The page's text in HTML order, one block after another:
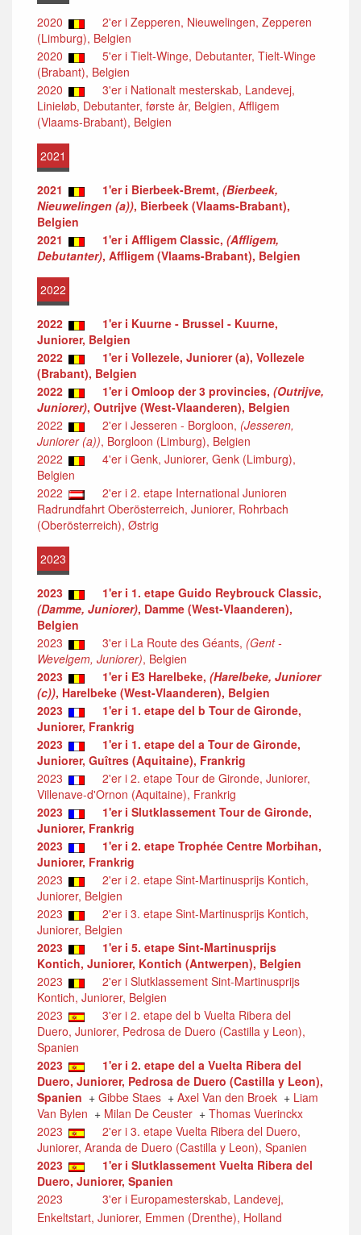
2020
2'er i Zepperen, Nieuwelingen, Zepperen
(Limburg), Belgien
2020
5'er i Tielt-Winge, Debutanter, Tielt-Winge
(Brabant), Belgien
2020
3'er i Nationalt mesterskab, Landevej,
Linieløb, Debutanter, første år, Belgien, Affligem
(Vlaams-Brabant), Belgien
2021
2021 1'er i Bierbeek-Bremt, (Bierbeek,
Nieuwelingen (a)), Bierbeek (Vlaams-Brabant),
Belgien
2021
1'er i Affligem Classic, (Affligem,
Debutanter), Affligem (Vlaams-Brabant), Belgien
2022
2022
1'er i Kuurne - Brussel - Kuurne,
Juniorer, Belgien
2022
1'er i Vollezele, Juniorer (a), Vollezele
(Brabant), Belgien
2022
1'er i Omloop der 3 provincies, (Outrijve,
Juniorer), Outrijve (West-Vlaanderen), Belgien
2022
2'er i Jesseren - Borgloon, (Jesseren,
Juniorer (a)), Borgloon (Limburg), Belgien
2022
4'er i Genk, Juniorer, Genk (Limburg),
Belgien
2022
2'er i 2. etape International Junioren
Radrundfahrt Oberösterreich, Juniorer, Rohrbach
(Oberösterreich), Østrig
2023
2023
1'er i 1. etape Guido Reybrouck Classic,
(Damme, Juniorer), Damme (West-Vlaanderen),
Belgien
2023
3'er i La Route des Géants, (Gent -
Wevelgem, Juniorer), Belgien
2023
1'er i E3 Harelbeke, (Harelbeke, Juniorer
(c)), Harelbeke (West-Vlaanderen), Belgien
2023
1'er i 1. etape del b Tour de Gironde,
Juniorer, Frankrig
2023
1'er i 1. etape del a Tour de Gironde,
Juniorer, Guîtres (Aquitaine), Frankrig
2023
2'er i 2. etape Tour de Gironde, Juniorer,
Villenave-d'Ornon (Aquitaine), Frankrig
2023
1'er i Slutklassement Tour de Gironde,
Juniorer, Frankrig
2023
1'er i 2. etape Trophée Centre Morbihan,
Juniorer, Frankrig
2023
2'er i 2. etape Sint-Martinusprijs Kontich,
Juniorer, Belgien
2023
2'er i 3. etape Sint-Martinusprijs Kontich,
Juniorer, Belgien
2023
1'er i 5. etape Sint-Martinusprijs
Kontich, Juniorer, Kontich (Antwerpen), Belgien
2023
2'er i Slutklassement Sint-Martinusprijs
Kontich, Juniorer, Belgien
2023
3'er i 2. etape del b Vuelta Ribera del
Duero, Juniorer, Pedrosa de Duero (Castilla y Leon),
Spanien
2023
1'er i 2. etape del a Vuelta Ribera del
Duero, Juniorer, Pedrosa de Duero (Castilla y Leon),
Spanien + Gibbe Staes + Axel Van den Broek + Liam
Van Bylen + Milan De Ceuster + Thomas Vuerinckx
2023
2'er i 3. etape Vuelta Ribera del Duero,
Juniorer, Aranda de Duero (Castilla y Leon), Spanien
2023
1'er i Slutklassement Vuelta Ribera del
Duero, Juniorer, Spanien
2023
3'er i Europamesterskab, Landevej,
Enkeltstart, Juniorer, Emmen (Drenthe), Holland